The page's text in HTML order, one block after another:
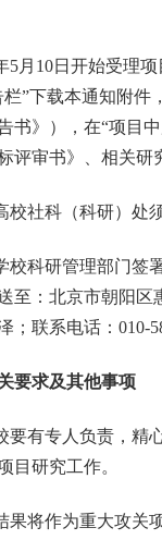
10日开始受理项
栏”下载本通知附
书》），在“项目
评审书》、相关研
社科（科研）处须
科研管理部门签署
至：北京市朝阳
；联系电话：010-
要求及其他事项
有专人负责，精心
目研究工作。
将作为重大攻关